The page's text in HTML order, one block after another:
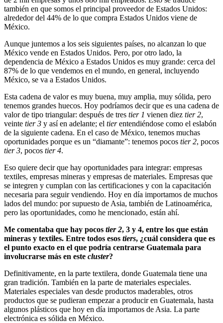
también en que somos el principal proveedor de Estados Unidos:
alrededor del 44% de lo que compra Estados Unidos viene de
México.
Aunque juntemos a los seis siguientes países, no alcanzan lo que
México vende en Estados Unidos. Pero, por otro lado, la
dependencia de México a Estados Unidos es muy grande: cerca del
87% de lo que vendemos en el mundo, en general, incluyendo
México, se va a Estados Unidos.
Esta cadena de valor es muy buena, muy amplia, muy sólida, pero
tenemos grandes huecos. Hoy podríamos decir que es una cadena de
valor de tipo triangular: después de tres tier 1 vienen diez tier 2,
veinte tier 3 y así en adelante; el tierentendiéndose como el eslabón
de la siguiente cadena. En el caso de México, tenemos muchas
oportunidades porque es un “diamante”: tenemos pocos tier 2, pocos
tier 3, pocos tier 4.
Eso quiere decir que hay oportunidades para integrar: empresas
textiles, empresas mineras y empresas de materiales. Empresas que
se integren y cumplan con las certificaciones y con la capacitación
necesaria para seguir vendiendo. Hoy en día importamos de muchos
lados del mundo: por supuesto de Asia, también de Latinoamérica,
pero las oportunidades, como he mencionado, están ahí.
Me comentaba que hay pocos tier 2, 3 y 4, entre los que están
mineras y textiles. Entre todos esos tiers, ¿cuál considera que es
el punto exacto en el que podría centrarse Guatemala para
involucrarse más en este cluster?
Definitivamente, en la parte textilera, donde Guatemala tiene una
gran tradición. También en la parte de materiales especiales.
Materiales especiales van desde productos maderables, otros
productos que se pudieran empezar a producir en Guatemala, hasta
algunos plásticos que hoy en día importamos de Asia. La parte
electrónica es sólida en México.